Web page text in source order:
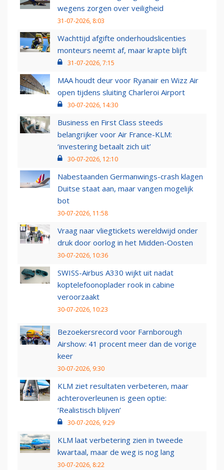
wegens zorgen over veiligheid
31-07-2026, 8:03
Wachttijd afgifte onderhoudslicenties
monteurs neemt af, maar krapte blijft
31-07-2026, 7:15
MAA houdt deur voor Ryanair en Wizz Air
open tijdens sluiting Charleroi Airport
30-07-2026, 14:30
Business en First Class steeds
belangrijker voor Air France-KLM:
‘investering betaalt zich uit’
30-07-2026, 12:10
Nabestaanden Germanwings-crash klagen
Duitse staat aan, maar vangen mogelijk
bot
30-07-2026, 11:58
Vraag naar vliegtickets wereldwijd onder
druk door oorlog in het Midden-Oosten
30-07-2026, 10:36
SWISS-Airbus A330 wijkt uit nadat
koptelefoonoplader rook in cabine
veroorzaakt
30-07-2026, 10:23
Bezoekersrecord voor Farnborough
Airshow: 41 procent meer dan de vorige
keer
30-07-2026, 9:30
KLM ziet resultaten verbeteren, maar
achteroverleunen is geen optie:
‘Realistisch blijven’
30-07-2026, 9:29
KLM laat verbetering zien in tweede
kwartaal, maar de weg is nog lang
30-07-2026, 8:22